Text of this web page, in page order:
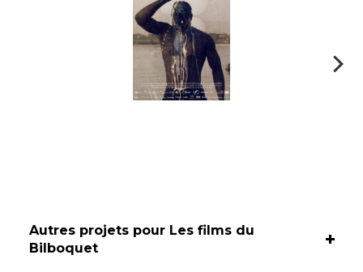
Autres projets pour Les films du
Bilboquet